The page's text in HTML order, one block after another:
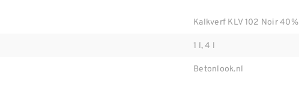
Kalkverf KLV 102 Noir 40%
1 l, 4 l
Betonlook.nl